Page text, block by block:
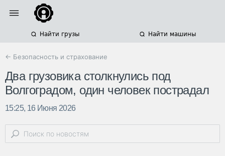
Найти грузы Найти машины
← Безопасность и страхование
Два грузовика столкнулись под
Волгоградом, один человек пострадал
15:25, 16 Июня 2026